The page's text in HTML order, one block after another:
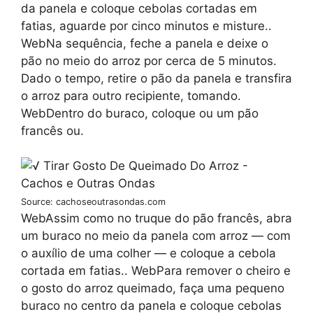
da panela e coloque cebolas cortadas em
fatias, aguarde por cinco minutos e misture..
WebNa sequência, feche a panela e deixe o
pão no meio do arroz por cerca de 5 minutos.
Dado o tempo, retire o pão da panela e transfira
o arroz para outro recipiente, tomando.
WebDentro do buraco, coloque ou um pão
francês ou.
Source: cachoseoutrasondas.com
WebAssim como no truque do pão francês, abra
um buraco no meio da panela com arroz — com
o auxílio de uma colher — e coloque a cebola
cortada em fatias.. WebPara remover o cheiro e
o gosto do arroz queimado, faça uma pequeno
buraco no centro da panela e coloque cebolas